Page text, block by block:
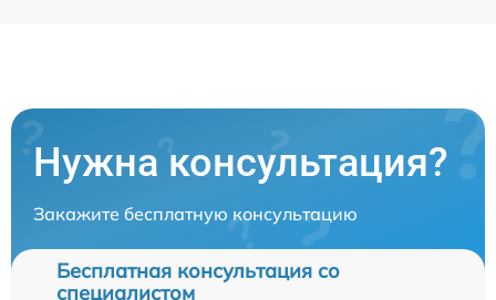
Нужна консультация?
Закажите бесплатную консультацию
Бесплатная консультация со
специалистом